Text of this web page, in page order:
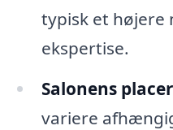
typisk et højere
ekspertise.
Salonens
variere